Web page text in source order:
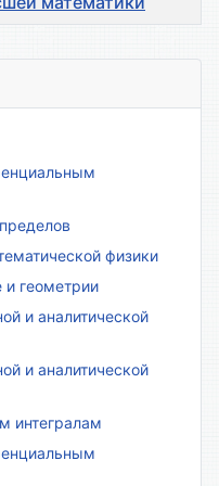
физики
и геометрии
и аналитической
и аналитической
интегралам